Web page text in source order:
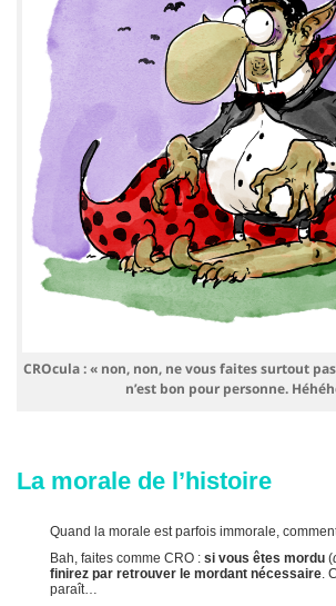
CROcula : « non, non, ne vous faites surtout
n’est bon pour personne.
La morale de l’histoire
Quand la morale est parfois immorale,
Bah, faites comme CRO : si vous êtes mordu (
finirez par retrouver le mordant nécessaire.
paraît…